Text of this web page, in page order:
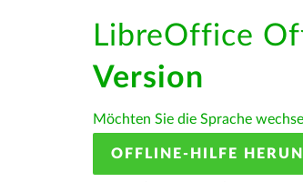
LibreOffice
Version
Möchten Sie die Sprache
OFFLINE-HILFE